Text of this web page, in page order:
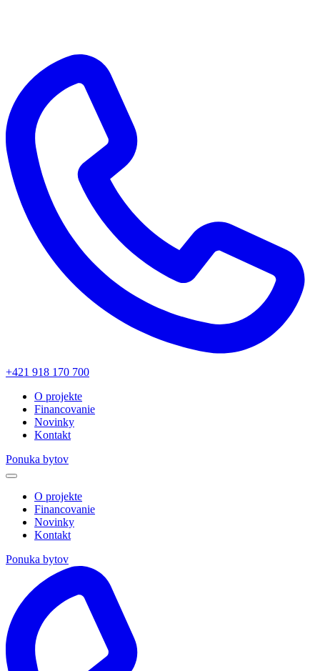
+421 918 170 700
O projekte
Financovanie
Novinky
Kontakt
Ponuka bytov
O projekte
Financovanie
Novinky
Kontakt
Ponuka bytov